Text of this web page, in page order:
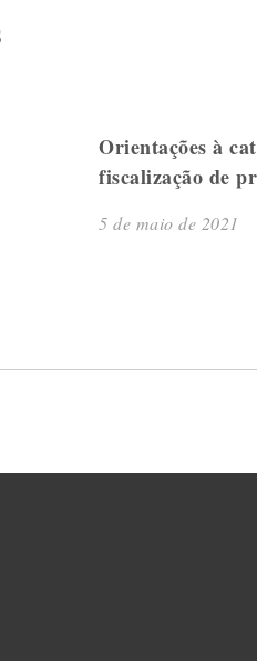
Orientações à
fiscalização de
5 de maio de 2021